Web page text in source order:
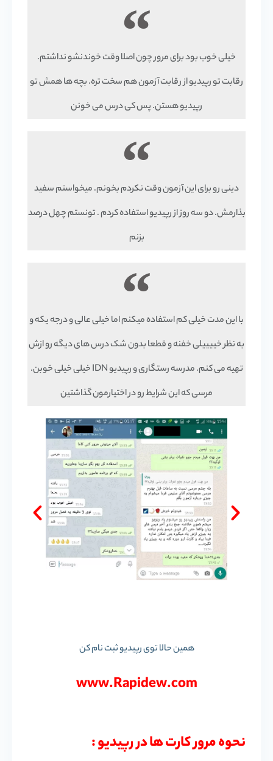
خیلی خوب بود برای مرور چون اصلا وقت خوندنشو نداشتم.
رقابت تو رپیدیو از رقابت آزمون هم سخت تره. بچه ها همش تو
رپیدیو هستن. پس کی درس می خونن
دینی رو برای این آزمون وقت نکردم بخونم. میخواستم سفید
بذارمش. دو سه روز از رپیدیو استفاده کردم . تونستم چهل درصد
بزنم
با این مدت خیلی کم استفاده میکنم اما خیلی عالی و درجه یکه و
به نظر خییییلی خفنه و قطعا بدون شک درس های دیگه رو ازش
تهیه می کنم. مدرسه رستگاری و رپیدیو IDN خیلی خیلی خوبن.
مرسی که این شرایط رو در اختیارمون گذاشتین
همین حالا توی رپیدیو ثبت نام کن
www.Rapidew.com
نحوه مرور کارت ها در رپیدیو :